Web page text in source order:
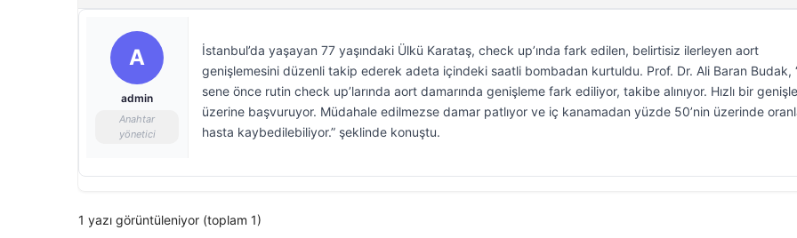
A
admin
Anahtar
yönetici
İstanbul’da yaşayan 77 yaşındaki Ülkü Karataş, check up’ında fark edilen, belirtisiz ilerleyen aort
genişlemesini düzenli takip ederek adeta içindeki saatli bombadan kurtuldu. Prof. Dr. Ali Baran Budak,
sene önce rutin check up’larında aort damarında genişleme fark ediliyor, takibe alınıyor. Hızlı bir
üzerine başvuruyor. Müdahale edilmezse damar patlıyor ve iç kanamadan yüzde 50’nin üzerinde
hasta kaybedilebiliyor.” şeklinde konuştu.
1 yazı görüntüleniyor (toplam 1)